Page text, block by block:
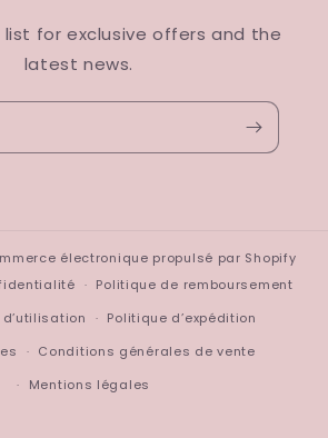
list for exclusive offers and the
latest news.
électronique propulsé par Shopify
Politique de remboursement
Politique d’expédition
Conditions générales de vente
Mentions légales